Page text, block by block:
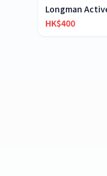
HK$400